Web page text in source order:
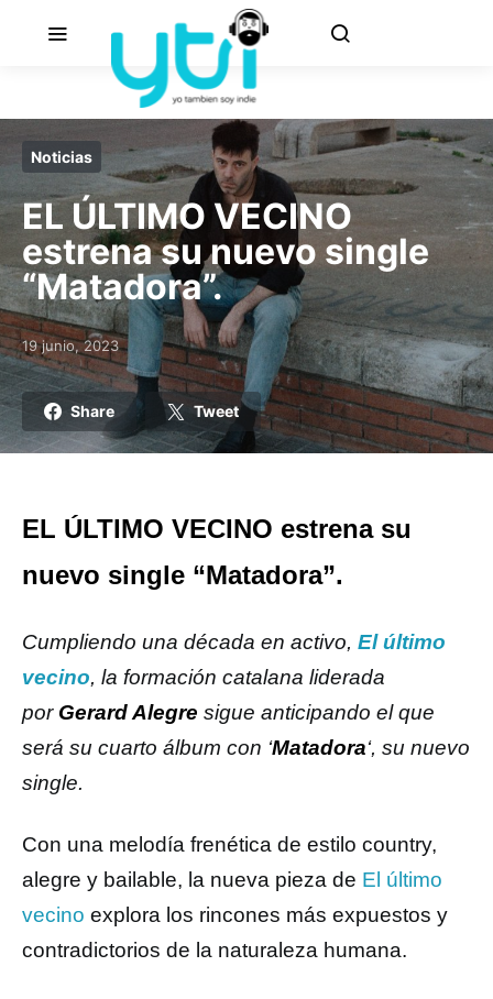
Noticias
EL ÚLTIMO VECINO
estrena su nuevo single
“Matadora”.
Posted on
19 junio, 2023
Share Tweet
EL ÚLTIMO VECINO estrena su
nuevo single “Matadora”.
Cumpliendo una década en activo, El último
vecino, la formación catalana liderada
por Gerard Alegre sigue anticipando el que
será su cuarto álbum con ‘Matadora‘, su nuevo
single.
Con una melodía frenética de estilo country,
alegre y bailable, la nueva pieza de El último
vecino explora los rincones más expuestos y
contradictorios de la naturaleza humana.